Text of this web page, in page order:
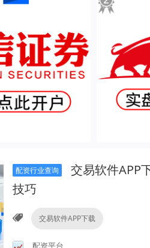
配资行业查询
交易软件APP
技巧
交易软件APP下载
配资平台